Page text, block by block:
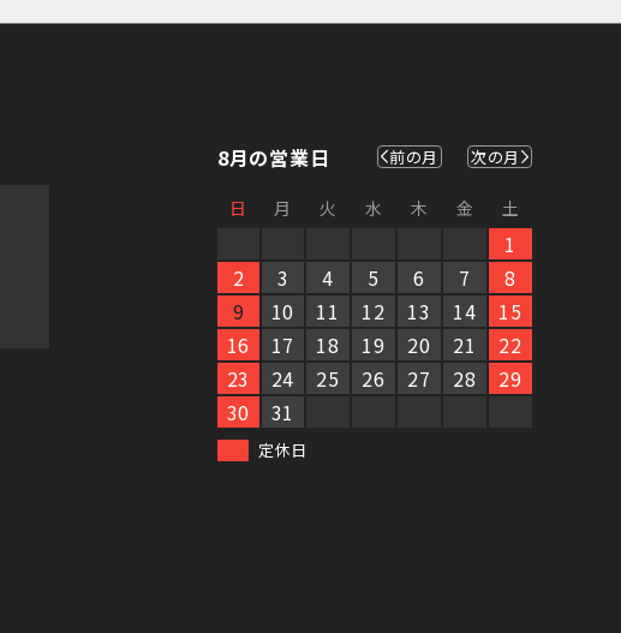
8月の営業日 前の月 次の月
日 月 火 水 木 金 土
1
2
3 4 5 6 7
8
9
10 11 12 13 14
15
16
17 18 19 20 21
22
23
24 25 26 27 28
29
30
31
定休日